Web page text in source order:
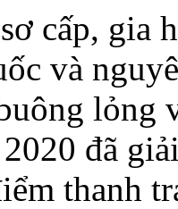
cấp, gia
và
lỏng
đã
thanh